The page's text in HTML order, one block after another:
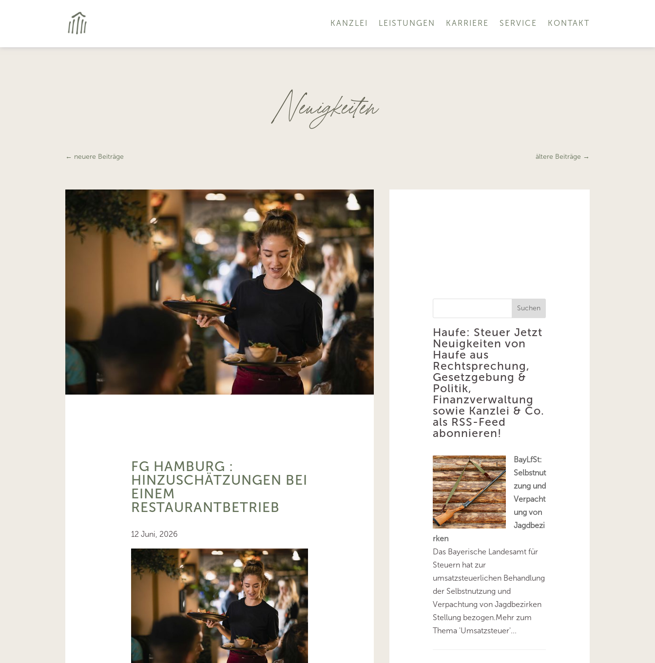
KANZLEI LEISTUNGEN KARRIERE SERVICE KONTAKT
Neuigkeiten
← neuere Beiträge ältere Beiträge →
FG HAMBURG :
HINZUSCHÄTZUNGEN BEI
EINEM
RESTAURANTBETRIEB
12 Juni, 2026
Suchen
Haufe: Steuer Jetzt
Neuigkeiten von
Haufe aus
Rechtsprechung,
Gesetzgebung &
Politik,
Finanzverwaltung
sowie Kanzlei & Co.
als RSS-Feed
abonnieren!
BayLfSt:
Selbstnut
zung und
Verpacht
ung von
Jagdbezi
rken
Das Bayerische Landesamt für
Steuern hat zur
umsatzsteuerlichen Behandlung
der Selbstnutzung und
Verpachtung von Jagdbezirken
Stellung bezogen.Mehr zum
Thema 'Umsatzsteuer'...